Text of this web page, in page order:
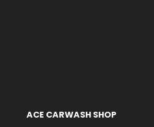
ACE CARWASH SHOP